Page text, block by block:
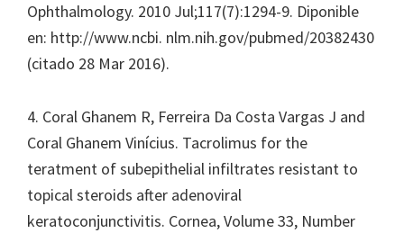
Ophthalmology. 2010 Jul;117(7):1294-9. Diponible
en: http://www.ncbi. nlm.nih.gov/pubmed/20382430
(citado 28 Mar 2016).
4. Coral Ghanem R, Ferreira Da Costa Vargas J and
Coral Ghanem Vinícius. Tacrolimus for the
teratment of subepithelial infiltrates resistant to
topical steroids after adenoviral
keratoconjunctivitis. Cornea, Volume 33, Number